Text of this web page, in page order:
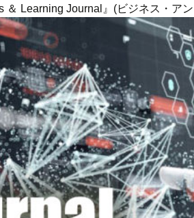
＆ Learning Journal』(ビジネス・ア